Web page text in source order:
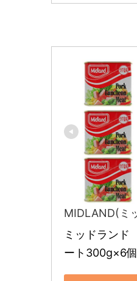
MIDLAND(ミ
ミッドランド
ート300g×6個